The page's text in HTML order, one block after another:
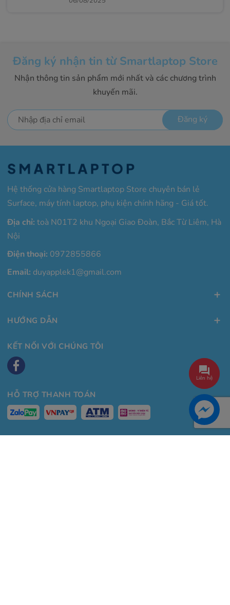
Đăng ký nhận tin từ Smartlaptop Store
Nhận thông tin sản phẩm mới nhất và các chương trình
khuyến mãi.
Đăng ký
Hệ thống cửa hàng Smartlaptop Store chuyên bán lẻ
Surface, máy tính laptop, phụ kiện chính hãng - Giá tốt.
Địa chỉ: toà N01T2 khu Ngoại Giao Đoàn, Bắc Từ Liêm, Hà
Nội
Điện thoại: 0972855866
Email: duyapplek1@gmail.com
CHÍNH SÁCH
HƯỚNG DẪN
KẾT NỐI VỚI CHÚNG TÔI
HỖ TRỢ THANH TOÁN
Liên hệ